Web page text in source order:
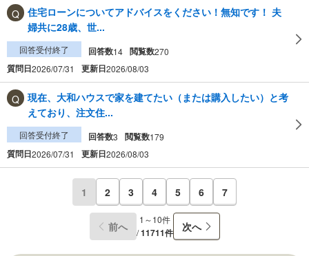
住宅ローンについてアドバイスをください！無知です！ 夫
婦共に28歳、世...
回答受付終了 回答数14 閲覧数270
質問日2026/07/31 更新日2026/08/03
現在、大和ハウスで家を建てたい（または購入したい）と考
えており、注文住...
回答受付終了 回答数3 閲覧数179
質問日2026/07/31 更新日2026/08/03
1 2 3 4 5 6 7
前へ
1～10件
/11711件 次へ